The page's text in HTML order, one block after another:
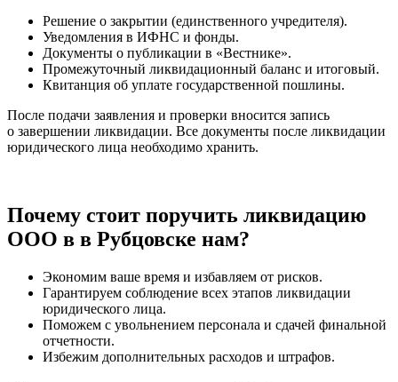
Решение о закрытии (единственного учредителя).
Уведомления в ИФНС и фонды.
Документы о публикации в «Вестнике».
Промежуточный ликвидационный баланс и итоговый.
Квитанция об уплате государственной пошлины.
После подачи заявления и проверки вносится запись
о завершении ликвидации. Все документы после ликвидации
юридического лица необходимо хранить.
Почему стоит поручить ликвидацию
ООО в в Рубцовске нам?
Экономим ваше время и избавляем от рисков.
Гарантируем соблюдение всех этапов ликвидации
юридического лица.
Поможем с увольнением персонала и сдачей финальной
отчетности.
Избежим дополнительных расходов и штрафов.